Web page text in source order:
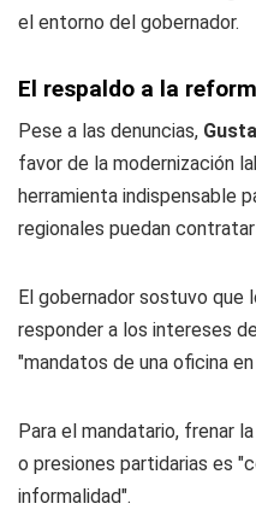
el entorno del gobernador.
El respaldo a la
Pese a las denuncias,
favor de la modernización
herramienta indispensable
regionales puedan
El gobernador sostuvo que
responder a los intereses
"mandatos de una oficina
Para el mandatario, frenar
o presiones partidarias es
informalidad".